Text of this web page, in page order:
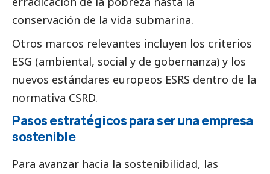
conservación de la vida submarina.
Otros marcos relevantes incluyen los criterios
ESG (ambiental, social y de gobernanza) y los
nuevos estándares europeos ESRS dentro de la
normativa CSRD.
Pasos estratégicos para ser una empresa
sostenible
Para avanzar hacia la sostenibilidad, las